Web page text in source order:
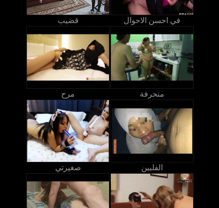
قضيب في احسن الاحوال
مرح منحرفة
صغيرتي الفلبين